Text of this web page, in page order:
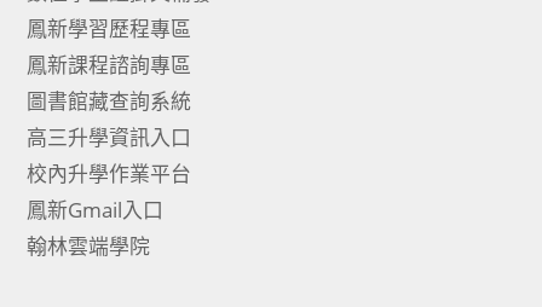
鳳新學習歷程專區
鳳新課程諮詢專區
圖書館藏查詢系統
高三升學資訊入口
校內升學作業平台
鳳新Gmail入口
翰林雲端學院